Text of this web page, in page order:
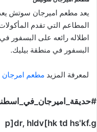
يعد مطعم اميرجان سوتش
المطاعم التي تقدم
اطلاله رائعه على البسفور
البسفور في منطقة بيليك.
لمعرفة المزيد مطعم
p]dr, hldv[hk td hs'kf.g